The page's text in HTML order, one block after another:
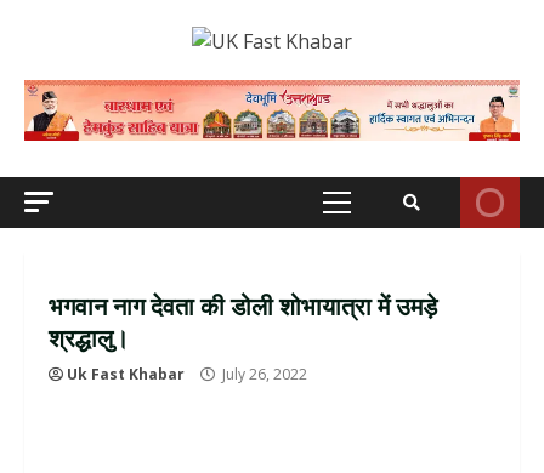
Primary
भगवान नाग देवता की डोली शोभायात्रा में उमड़े
श्रद्धालु।
Uk Fast Khabar July 26, 2022